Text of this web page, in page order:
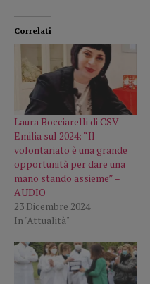
Correlati
Laura Bocciarelli di CSV
Emilia sul 2024: “Il
volontariato è una grande
opportunità per dare una
mano stando assieme” –
AUDIO
23 Dicembre 2024
In "Attualità"